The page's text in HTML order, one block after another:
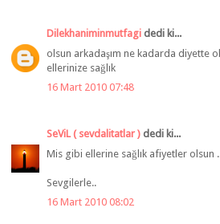
Dilekhaniminmutfagi dedi ki...
olsun arkadaşım ne kadarda diyette
ellerinize sağlık
16 Mart 2010 07:48
SeViL ( sevdalitatlar ) dedi ki...
Mis gibi ellerine sağlık afiyetler olsun
Sevgilerle..
16 Mart 2010 08:02